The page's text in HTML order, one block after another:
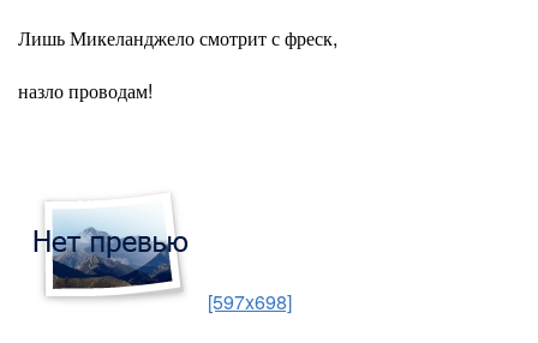
Лишь Микеланджело смотрит с фреск,
назло проводам!
[597x698]